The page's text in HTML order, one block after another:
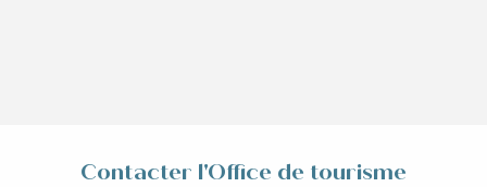
Contacter l'Office de tourisme